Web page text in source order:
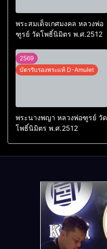
พระสมเด็จเกศมงคล หลวงพ่อ
ฑูรย์ วัดโพธิ์นิมิตร พ.ศ.2512
2569
บัตรรับรองพระแท้ D-Amulet
พระนางพญา หลวงพ่อฑูรย์ วัด
โพธิ์นิมิตร พ.ศ.2512